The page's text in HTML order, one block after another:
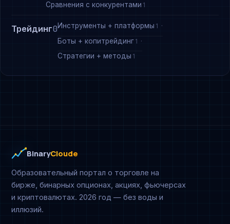
Сравнения с конкурентами 1
Трейдинг0Инструменты + платформы 1
Боты + копитрейдинг 1
Стратегии + методы 1
BinaryCloude
Образовательный портал о торговле на
бирже, бинарных опционах, акциях, фьючерсах
и криптовалютах. 2026 год — без воды и
иллюзий.